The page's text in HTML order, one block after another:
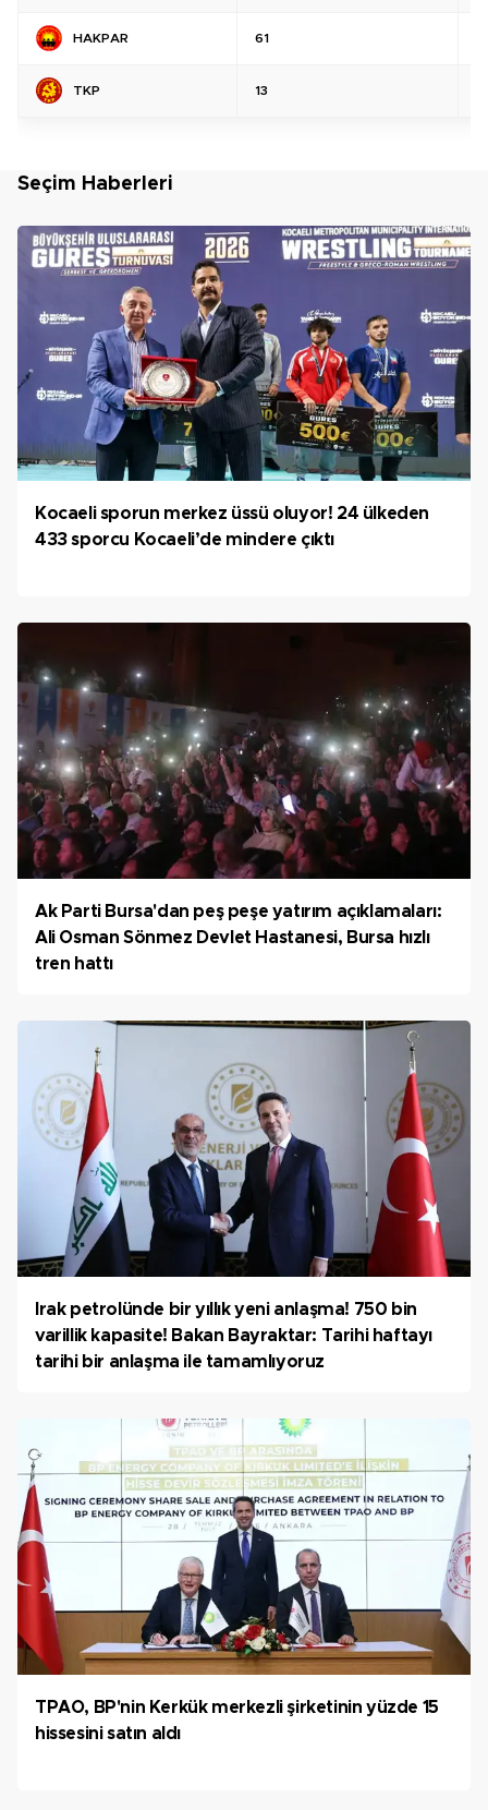
HAKPAR 61
TKP 13
Seçim Haberleri
Kocaeli sporun merkez üssü oluyor! 24 ülkeden
433 sporcu Kocaeli’de mindere çıktı
Ak Parti Bursa'dan peş peşe yatırım açıklamaları:
Ali Osman Sönmez Devlet Hastanesi, Bursa hızlı
tren hattı
Irak petrolünde bir yıllık yeni anlaşma! 750 bin
varillik kapasite! Bakan Bayraktar: Tarihi haftayı
tarihi bir anlaşma ile tamamlıyoruz
TPAO, BP'nin Kerkük merkezli şirketinin yüzde 15
hissesini satın aldı